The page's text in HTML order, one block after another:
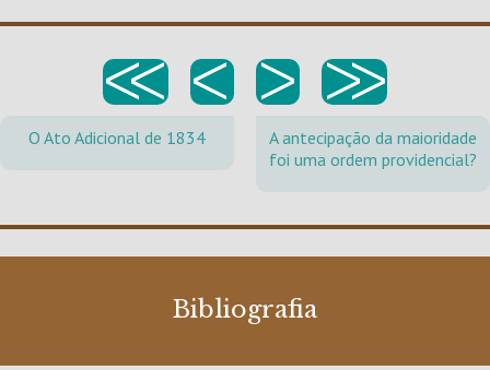
<< < > >>
O Ato Adicional de 1834
A antecipação da maioridade
foi uma ordem providencial?
Bibliografia